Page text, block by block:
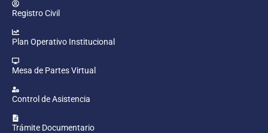
Registro Civil
Plan Operativo Institucional
Mesa de Partes Virtual
Control de Asistencia
Trámite Documentario